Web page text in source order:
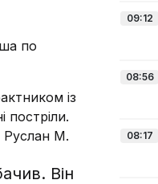
по
із
Руслан М.
Він
09:12
08:56
08:17